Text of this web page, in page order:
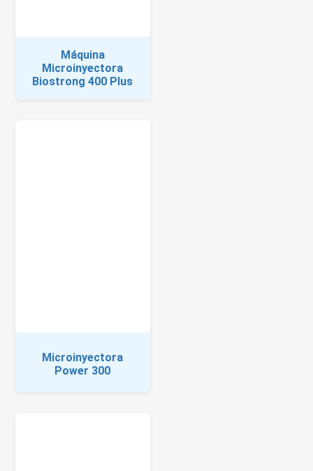
Máquina
Microinyectora
Biostrong 400 Plus
Microinyectora
Power 300